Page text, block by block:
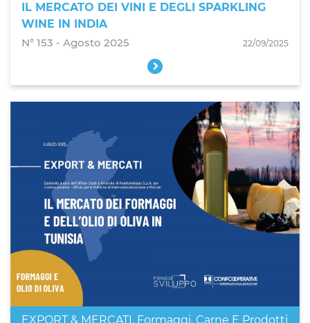
IL MERCATO DEI VINI E DEGLI SPARKLING
WINE IN INDIA
N° 153 - Agosto 2025
22/09/2025
EXPORT & MERCATI , Formaggi, Carne E Prodotti